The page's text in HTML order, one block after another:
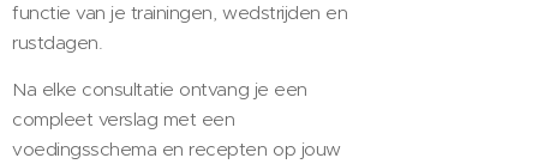
functie van je trainingen, wedstrijden en
rustdagen.
Na elke consultatie ontvang je een
compleet verslag met een
voedingsschema en recepten op jouw